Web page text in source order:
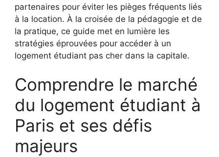
partenaires pour éviter les pièges fréquents liés
à la location. À la croisée de la pédagogie et de
la pratique, ce guide met en lumière les
stratégies éprouvées pour accéder à un
logement étudiant pas cher dans la capitale.
Comprendre le marché
du logement étudiant à
Paris et ses défis
majeurs